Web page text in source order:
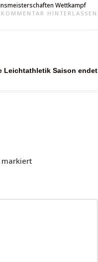
Wettkampf
KOMMENTAR HINTERLASSEN
Leichtathletik Saison endet
markiert